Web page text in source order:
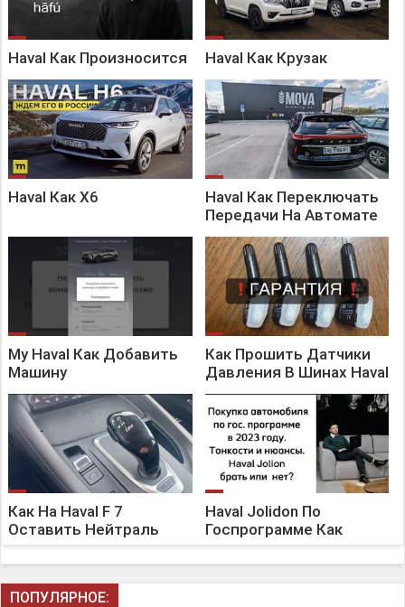
Haval Как Произносится Haval Как Крузак
Haval Как X6
Haval Как Переключать
Передачи На Автомате
My Haval Как Добавить
Машину
Как Прошить Датчики
Давления В Шинах Haval
Как На Haval F 7
Оставить Нейтраль
Haval Jolidon По
Госпрограмме Как
ПОПУЛЯРНОЕ: